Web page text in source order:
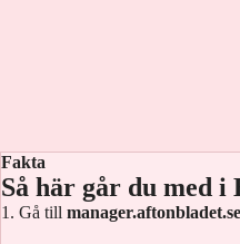
Fakta
Så här går du med i
1. Gå till manager.aftonbladet.se